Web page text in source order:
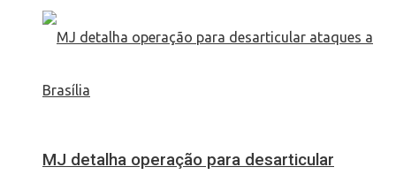
MJ detalha operação para desarticular